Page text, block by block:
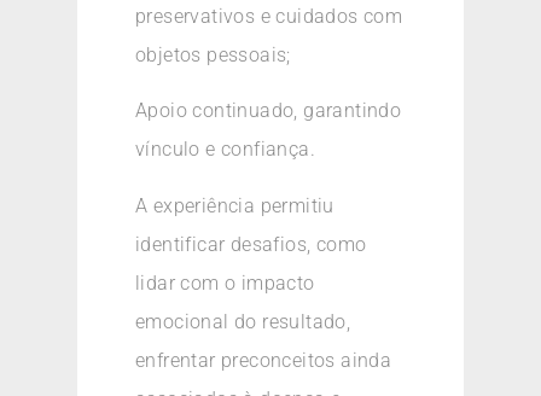
preservativos e cuidados com
objetos pessoais;
Apoio continuado, garantindo
vínculo e confiança.
A experiência permitiu
identificar desafios, como
lidar com o impacto
emocional do resultado,
enfrentar preconceitos ainda